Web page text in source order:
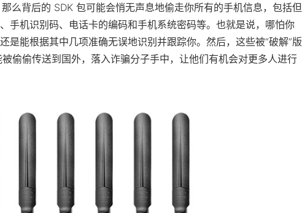
么背后的 SDK 包可能会悄无声息地偷走你所有的手机信息，包括但
手机识别码、电话卡的编码和手机系统密码等。也就是说，哪怕你
是能根据其中几项准确无误地识别并跟踪你。然后，这些被“破解”版
偷偷传送到国外，落入诈骗分子手中，让他们有机会对更多人进行